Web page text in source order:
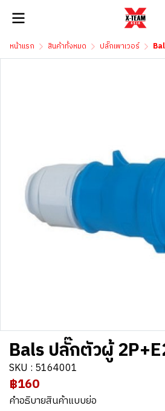
หน้าแรก สินค้าทั้งหมด ปลั๊กเพาเวอร์
Bals ปลั๊กตัวผู้
SKU : 5164001
฿160
คำอธิบายสินค้าแบบย่อ